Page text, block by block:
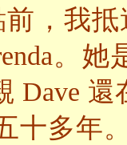
，我抵
。她
Dave
十多年